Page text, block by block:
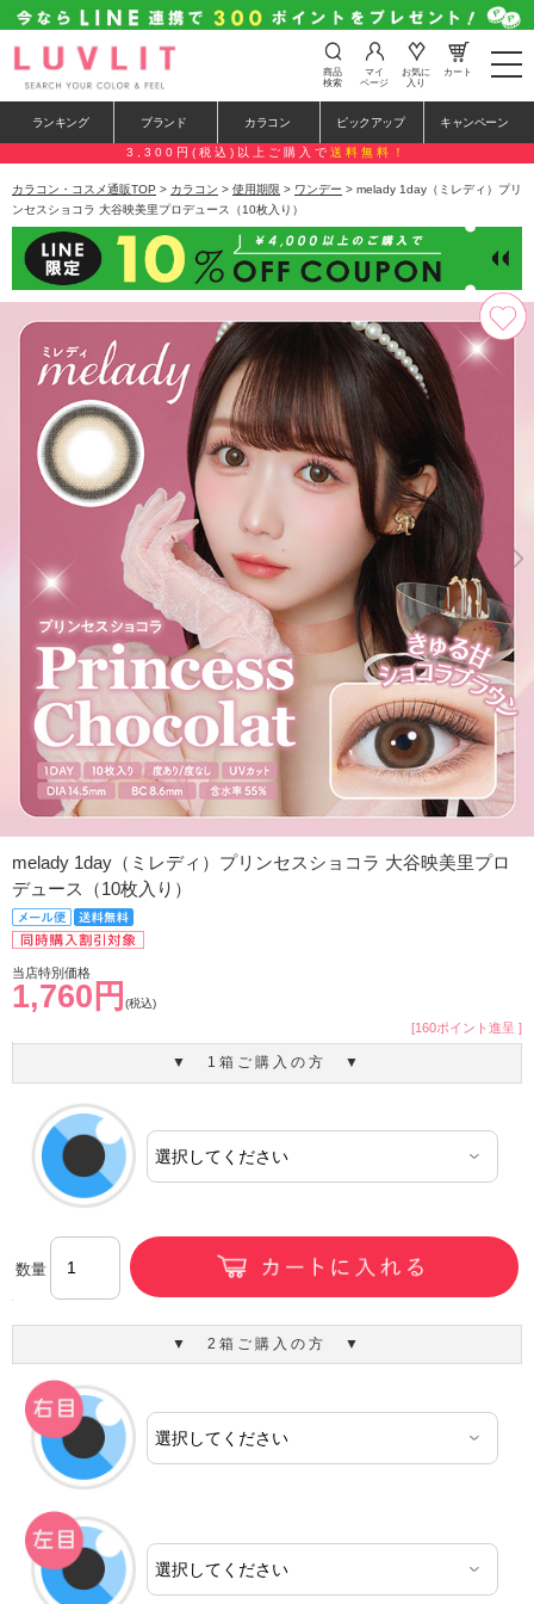
t
o
e
n
a
a
i
o
n
商品
検索
マイ
ページ
お気に
入り
カート
ランキング ブランド カラコン ピックアップ キャンペーン
3,300円(税込)以上ご購入で 送料無料！
カラコン・コスメ通販TOP > カラコン > 使用期限 > ワンデー > melady 1day（ミレディ）プリ
ンセスショコラ 大谷映美里プロデュース（10枚入り）
melady 1day（ミレディ）プリンセスショコラ 大谷映美里プロ
デュース（10枚入り）
当店特別価格
1,760円 (税込)
[160ポイント進呈 ]
▼ 1箱ご購入の方 ▼
数量
▼ 2箱ご購入の方 ▼